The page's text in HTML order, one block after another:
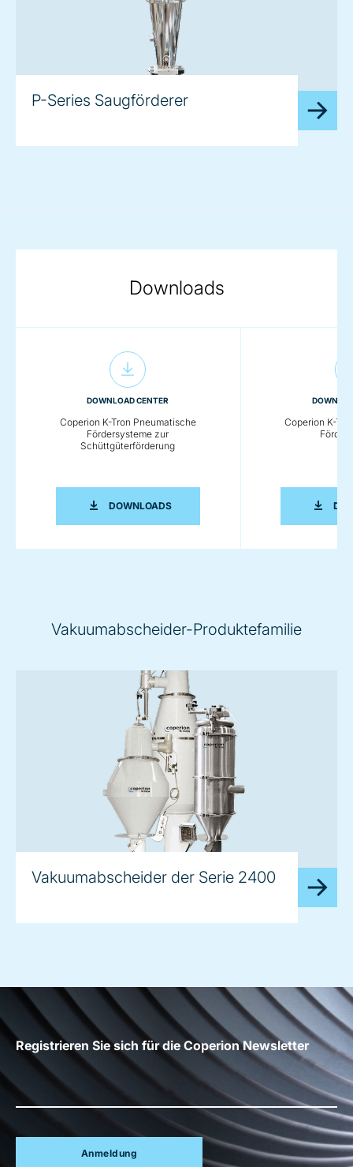
P-Series Saugförderer
Downloads
DOWNLOAD CENTER
Coperion K-Tron Pneumatische
Fördersysteme zur
Schüttgüterförderung
DOWNLOADSCOPERION K-TRON PNEUMATISCHE
Coperion K-
Vakuumabscheider-Produktefamilie
Vakuumabscheider der Serie 2400
Registrieren Sie sich für die Coperion Newsletter
Anmeldung